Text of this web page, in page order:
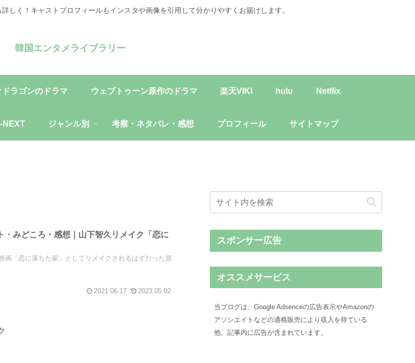
しく！キャストプロフィールもインスタや画像を引用して分かりやすくお届けします。
韓国エンタメライブラリー
ドラゴンのドラマ ウェブトゥーン原作のドラマ 楽天VIKI hulu Netflix
NEXT ジャンル別 考察・ネタバレ・感想 プロフィール サイトマップ
みどころ・感想｜山下智久リメイク「恋に
画「恋に落ちた家」としてリメイクされるはずだった原
2021.06.17 2023.05.02
スポンサー広告
オススメサービス
当ブログは、Google Adsenceの広告表示やAmazonの
アソシエイトなどの適格販売により収入を得ている
他、記事内に広告が含まれています。